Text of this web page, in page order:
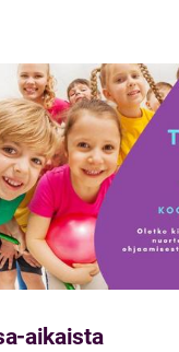
aikaista